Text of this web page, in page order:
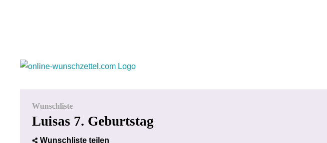
Wunschliste
Luisas 7. Geburtstag
Wunschliste teilen